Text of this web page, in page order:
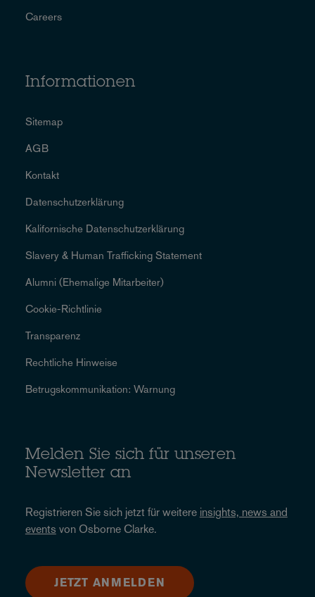
Careers
Informationen
Sitemap
AGB
Kontakt
Datenschutzerklärung
Kalifornische Datenschutzerklärung
Slavery & Human Trafficking Statement
Alumni (Ehemalige Mitarbeiter)
Cookie-Richtlinie
Transparenz
Rechtliche Hinweise
Betrugskommunikation: Warnung
Melden Sie sich für unseren
Newsletter an
Registrieren Sie sich jetzt für weitere insights, news and
events von Osborne Clarke.
JETZT ANMELDEN